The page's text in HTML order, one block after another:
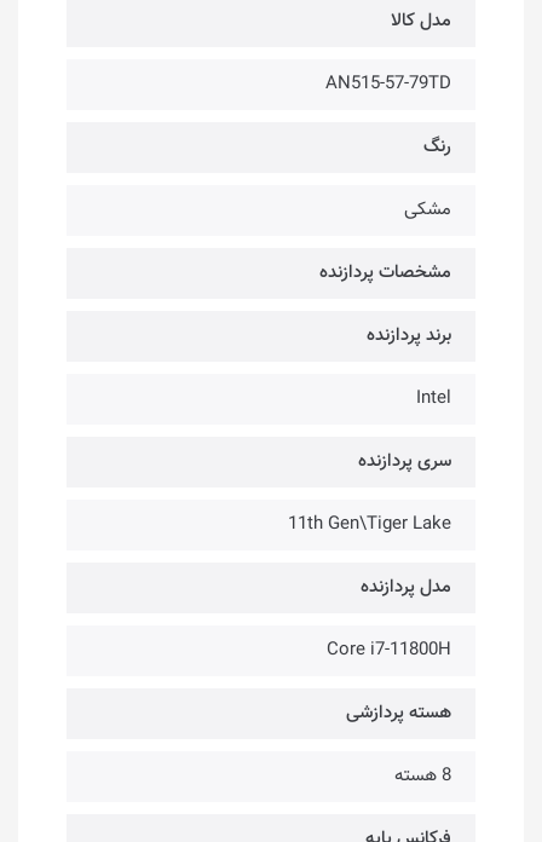
مدل کالا
AN515-57-79TD
رنگ
مشکی
مشخصات پردازنده
برند پردازنده
Intel
سری پردازنده
11th Gen\Tiger Lake
مدل پردازنده
Core i7-11800H
هسته پردازشی
8 هسته